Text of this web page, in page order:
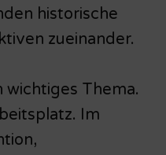
historische
zueinander.
wichtiges Thema.
Im